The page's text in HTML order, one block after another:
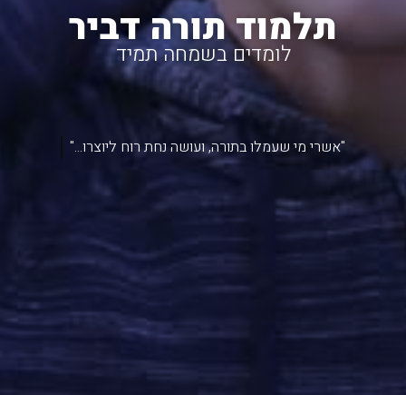
תלמוד תורה דביר
לומדים בשמחה תמיד
"אשרי מי שעמלו בתורה, ועושה נחת רוח ליוצרו..."